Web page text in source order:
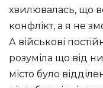
хвилювалась, що
конфлікт, а я не
А військові
розуміла що від
місто було